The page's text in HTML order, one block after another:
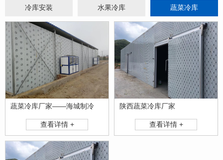
冷库安装 水果冷库 蔬菜冷库
蔬菜冷库厂家——海城制冷
查看详情 +
陕西蔬菜冷库厂家
查看详情 +